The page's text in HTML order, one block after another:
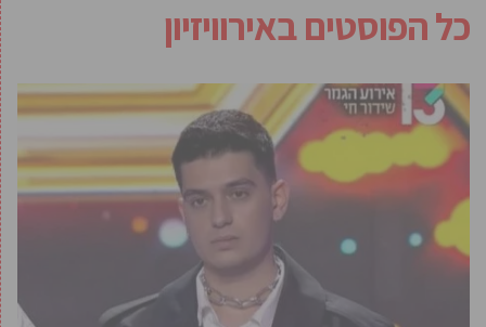
כל הפוסטים באירוויזיון